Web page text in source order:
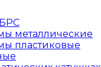
металлические
пластиковые